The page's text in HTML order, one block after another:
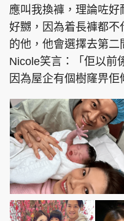
應叫我換褲，理論咗
好嬲，因為着長褲都
的他，他會選擇去第
Nicole笑言：「佢以前
因為屋企有個樹窿畀佢